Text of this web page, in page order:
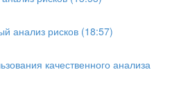
анализ рисков (18:57)
качественного анализа